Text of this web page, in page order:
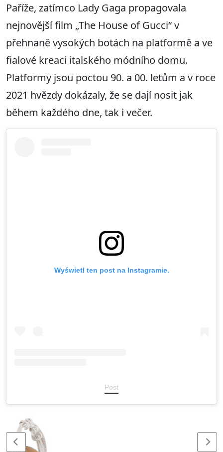
Paříže, zatímco Lady Gaga propagovala
nejnovější film „The House of Gucci“ v
přehnaně vysokých botách na platformě a ve
fialové kreaci italského módního domu.
Platformy jsou poctou 90. a 00. letům a v roce
2021 hvězdy dokázaly, že se dají nosit jak
během každého dne, tak i večer.
Wyświetl ten post na Instagramie.
Post